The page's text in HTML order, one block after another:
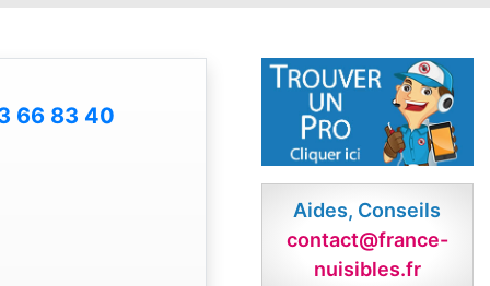
66 83 40
Aides, Conseils
contact@france-
nuisibles.fr